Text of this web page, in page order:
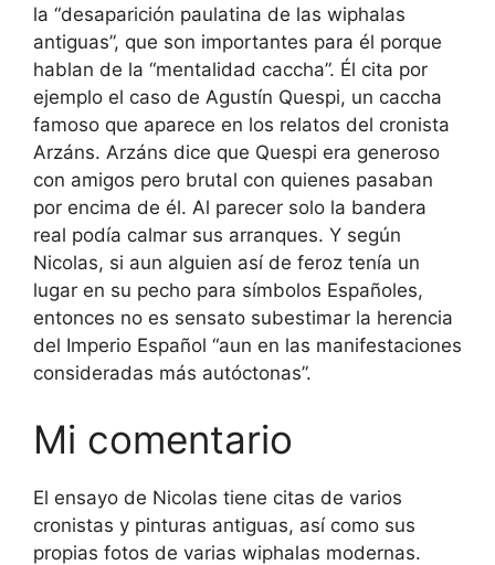
la “desaparición paulatina de las wiphalas
antiguas”, que son importantes para él porque
hablan de la “mentalidad caccha”. Él cita por
ejemplo el caso de Agustín Quespi, un caccha
famoso que aparece en los relatos del cronista
Arzáns. Arzáns dice que Quespi era generoso
con amigos pero brutal con quienes pasaban
por encima de él. Al parecer solo la bandera
real podía calmar sus arranques. Y según
Nicolas, si aun alguien así de feroz tenía un
lugar en su pecho para símbolos Españoles,
entonces no es sensato subestimar la herencia
del Imperio Español “aun en las manifestaciones
consideradas más autóctonas”.
Mi comentario
El ensayo de Nicolas tiene citas de varios
cronistas y pinturas antiguas, así como sus
propias fotos de varias wiphalas modernas.